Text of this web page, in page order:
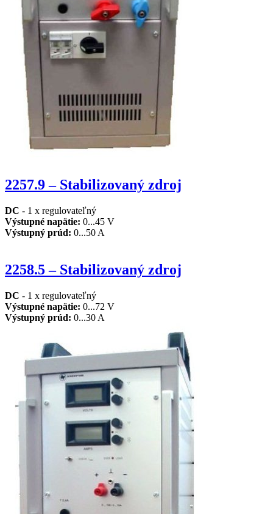
2257.9 – Stabilizovaný zdroj
DC - 1 x regulovateľný
Výstupné napätie: 0...45 V
Výstupný prúd: 0...50 A
2258.5 – Stabilizovaný zdroj
DC - 1 x regulovateľný
Výstupné napätie: 0...72 V
Výstupný prúd: 0...30 A